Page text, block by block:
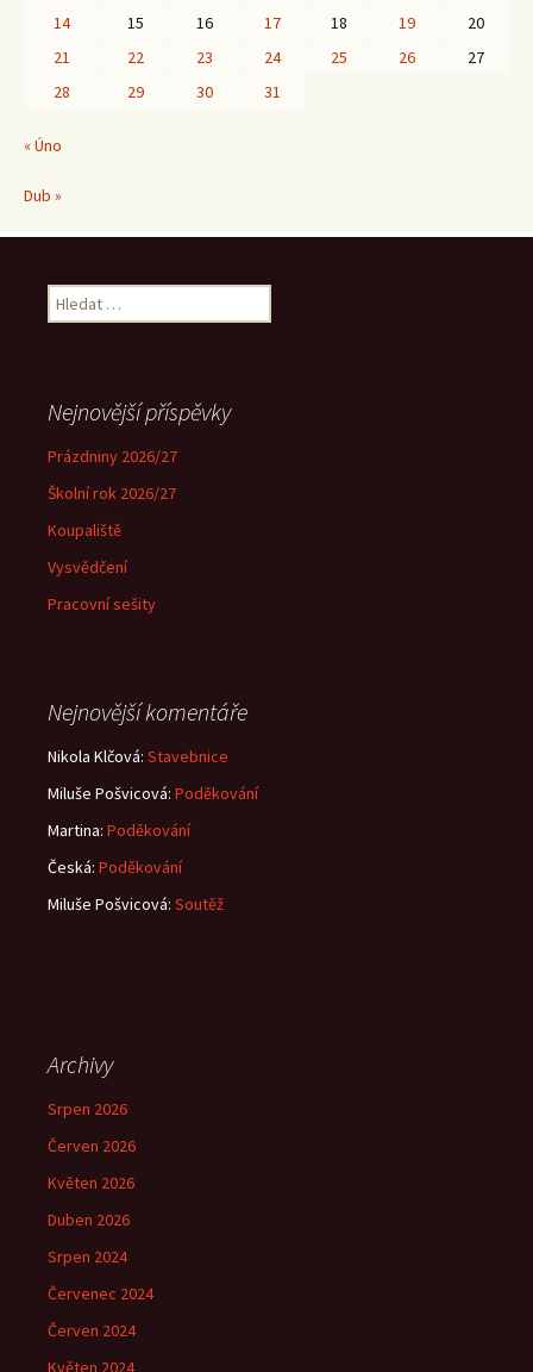
14
15 16 17 18 19
20
21
22 23 24 25 26
27
28
29 30 31
« Úno
Dub »
Vyhledávání
Nejnovější příspěvky
Prázdniny 2026/27
Školní rok 2026/27
Koupaliště
Vysvědčení
Pracovní sešity
Nejnovější komentáře
Nikola Klčová: Stavebnice
Miluše Pošvicová: Poděkování
Martina: Poděkování
Česká: Poděkování
Miluše Pošvicová: Soutěž
Archivy
Srpen 2026
Červen 2026
Květen 2026
Duben 2026
Srpen 2024
Červenec 2024
Červen 2024
Květen 2024